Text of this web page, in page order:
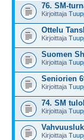
76. SM-
Kirjoittaja
Ottelu
Kirjoittaja
Suomen
Kirjoittaja
Seniorien
Kirjoittaja
74. SM
Kirjoittaja
Kirjoittaja